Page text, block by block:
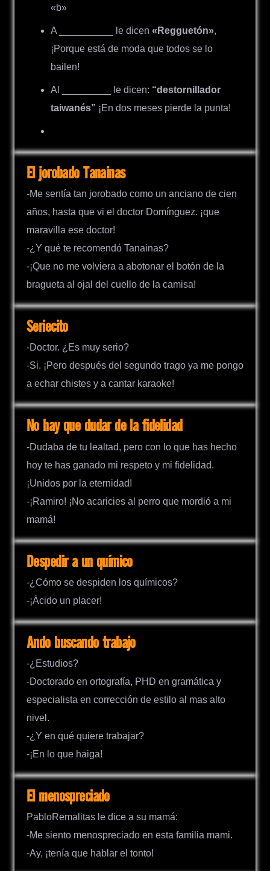
«b»
A __________ le dicen «Regguetón»,
¡Porque está de moda que todos se lo
bailen!
Al _________ le dicen: “destornillador
taiwanés” ¡En dos meses pierde la punta!
El jorobado Tanainas
-Me sentía tan jorobado como un anciano de cien
años, hasta que vi el doctor Domínguez. ¡que
maravilla ese doctor!
-¿Y qué te recomendó Tanainas?
-¡Que no me volviera a abotonar el botón de la
bragueta al ojal del cuello de la camisa!
Seriecito
-Doctor. ¿Es muy serio?
-Si. ¡Pero después del segundo trago ya me pongo
a echar chistes y a cantar karaoke!
No hay que dudar de la fidelidad
-Dudaba de tu lealtad, pero con lo que has hecho
hoy te has ganado mi respeto y mi fidelidad.
¡Unidos por la eternidad!
-¡Ramiro! ¡No acaricies al perro que mordió a mi
mamá!
Despedir a un químico
-¿Cómo se despiden los químicos?
-¡Ácido un placer!
Ando buscando trabajo
-¿Estudios?
-Doctorado en ortografía, PHD en gramática y
especialista en corrección de estilo al mas alto
nivel.
-¿Y en qué quiere trabajar?
-¡En lo que haiga!
El menospreciado
PabloRemalitas le dice a su mamá:
-Me siento menospreciado en esta familia mami.
-Ay, ¡tenía que hablar el tonto!